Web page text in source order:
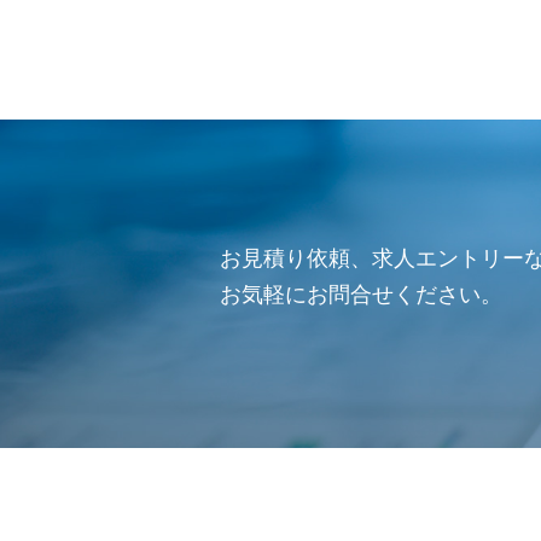
お見積り依頼、求人エントリー
お気軽にお問合せください。